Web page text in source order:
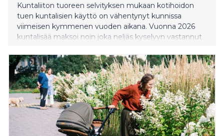
Kuntaliiton tuoreen selvityksen mukaan kotihoidon
tuen kuntalisien käyttö on vähentynyt kunnissa
viimeisen kymmenen vuoden aikana. Vuonna 2026
kuntalisää maksoi noin joka neljäs kyselyyn vastannut
varhaiskasvatuksen järjestämisessä vaihtelevat
merkittävästi eri puolilla Suomea. Taustalla vaikuttavat
muun muassa kuntien erilaiset palvelutarpeet ja
väestökehitys. Selvityksestä löytyvät myös
kuntakohtaiset tiedot. – Varhaiskasvatuksen
tulevaisuutta muovaa ennen kaikkea väestönkehitys.
Osa kunnista kasvaa edelleen, kun taas monissa
kunnissa lapsimäärät pienenevät nopeasti. Tämä